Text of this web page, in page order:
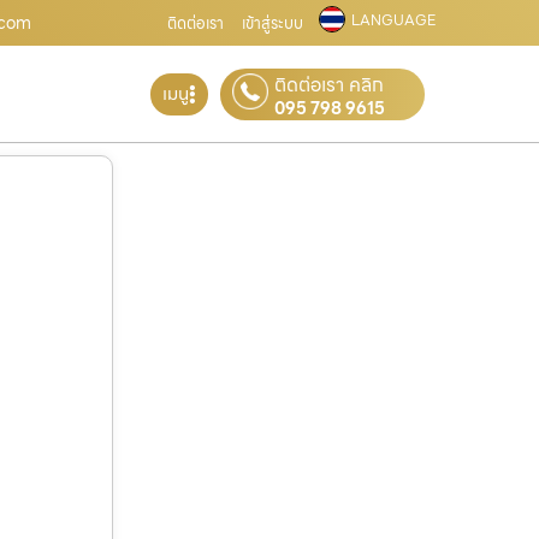
ติดต่อเรา เข้าสู่ระบบ LANGUAGE
เมนู ติดต่อเรา คลิก
095 798 9615